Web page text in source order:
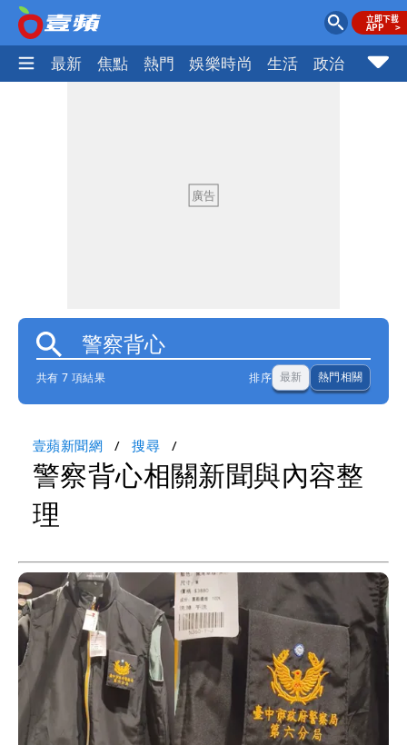
最新 焦點 熱門 娛樂時尚 生活 政治 社會
共有 7 項結果 排序 最新 熱門相關
壹蘋新聞網 搜尋
警察背心相關新聞與內容整
理